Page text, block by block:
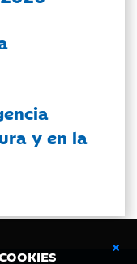
y en la